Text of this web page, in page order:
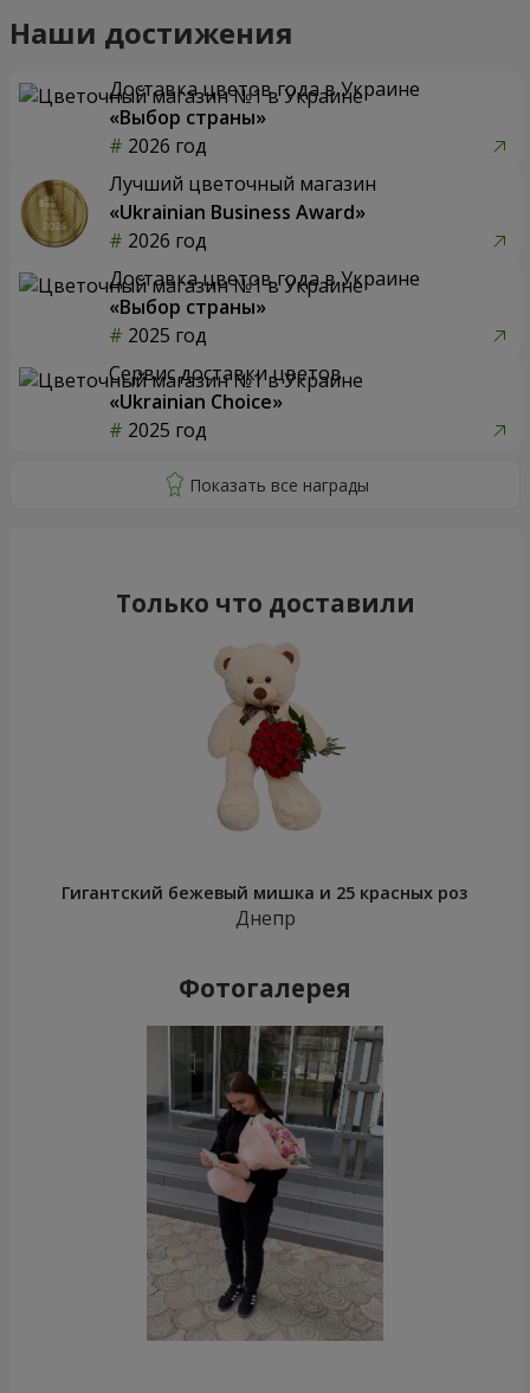
Наши достижения
Доставка цветов года в Украине
«Выбор страны»
2026 год
Лучший цветочный магазин
«Ukrainian Business Award»
2026 год
Доставка цветов года в Украине
«Выбор страны»
2025 год
Сервис доставки цветов
«Ukrainian Choice»
2025 год
Только что доставили
Гигантский бежевый мишка и 25 красных роз
Днепр
Фотогалерея